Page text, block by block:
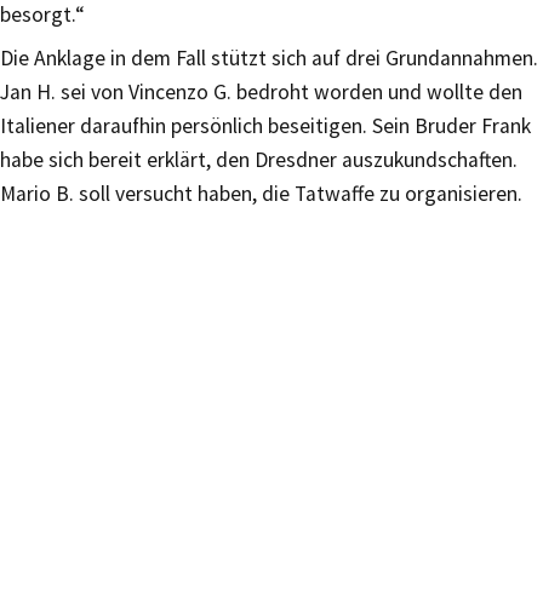
besorgt.“
Die Anklage in dem Fall stützt sich auf drei Grundannahmen.
Jan H. sei von Vincenzo G. bedroht worden und wollte den
Italiener daraufhin persönlich beseitigen. Sein Bruder Frank
habe sich bereit erklärt, den Dresdner auszukundschaften.
Mario B. soll versucht haben, die Tatwaffe zu organisieren.